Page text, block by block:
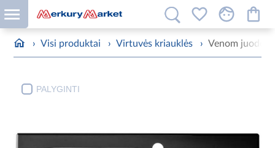
› Visi produktai › Virtuvės kriauklės › Venom juodo
PALYGINTI